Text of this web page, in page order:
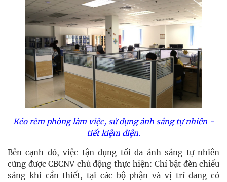
Kéo rèm phòng làm việc, sử dụng ánh sáng tự nhiên -
tiết kiệm điện.
Bên cạnh đó, việc tận dụng tối đa ánh sáng tự nhiên
cũng được CBCNV chủ động thực hiện: Chỉ bật đèn chiếu
sáng khi cần thiết, tại các bộ phận và vị trí đang có